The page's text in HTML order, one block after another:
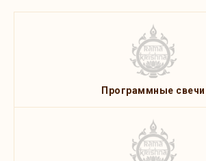
Программные свечи